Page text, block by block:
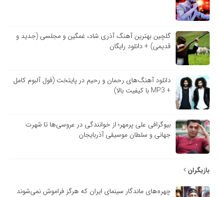
گلچین بهترین آهنگ آذری شاد، غمگین و مجلسی (جدید و
قدیمی) + دانلود رایگان
دانلود آهنگ‌های رحمان و رحیم در پایتخت (فول آلبوم کامل
+ MP3 با کیفیت بالا)
بیوگرافی علی پرمهر؛ از خوانندگی در عروسی‌ها تا شهرت
جهانی و سلطان موسیقی آذربایجان
بازیگران
چهره‌های ماندگار سینمای ایران که هرگز فراموش نمی‌شوند